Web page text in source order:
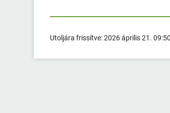
Utoljára frissítve:2026 április 21. 09:50